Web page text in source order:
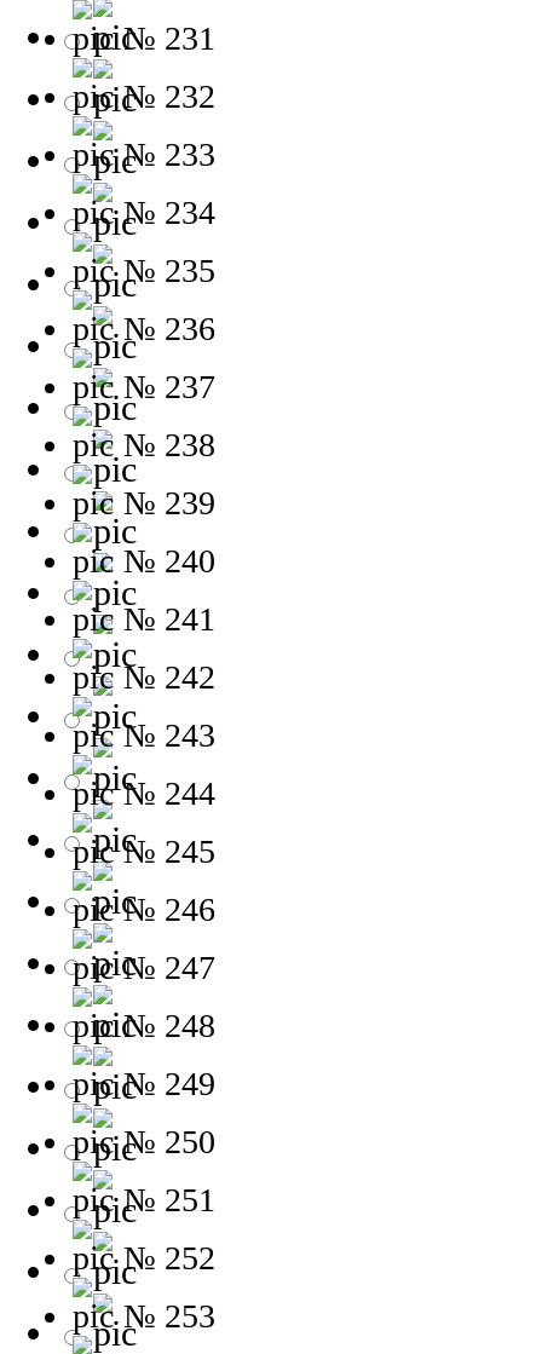
№ 231
№ 232
№ 233
№ 234
№ 235
№ 236
№ 237
№ 238
№ 239
№ 240
№ 241
№ 242
№ 243
№ 244
№ 245
№ 246
№ 247
№ 248
№ 249
№ 250
№ 251
№ 252
№ 253